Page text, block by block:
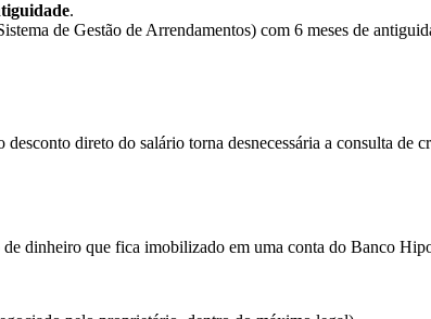
.
de Gestão de Arrendamentos) com 6 meses de
direto do salário torna desnecessária a consulta
dinheiro que fica imobilizado em uma conta do Banco